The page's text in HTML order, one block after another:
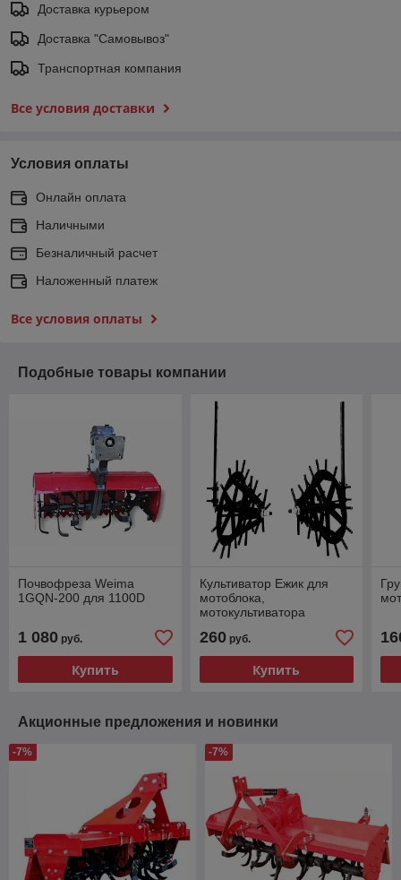
Доставка курьером
Доставка "Самовывоз"
Транспортная компания
Все условия доставки
Условия оплаты
Онлайн оплата
Наличными
Безналичный расчет
Наложенный платеж
Все условия оплаты
Подобные товары компании
Почвофреза Weima
1GQN-200 для 1100D
1 080 руб.
Купить
Культиватор Ежик для
мотоблока,
мотокультиватора
260руб.
Купить
Акционные предложения и новинки
-7% -7%